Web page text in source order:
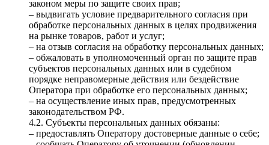
законом меры по защите своих прав;
– выдвигать условие предварительного согласия при
обработке персональных данных в целях продвижения
на рынке товаров, работ и услуг;
– на отзыв согласия на обработку персональных данных;
– обжаловать в уполномоченный орган по защите прав
субъектов персональных данных или в судебном
порядке неправомерные действия или бездействие
Оператора при обработке его персональных данных;
– на осуществление иных прав, предусмотренных
законодательством РФ.
4.2. Субъекты персональных данных обязаны:
– предоставлять Оператору достоверные данные о себе;